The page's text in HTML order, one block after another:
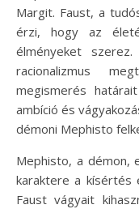
Margit. Faust, a
érzi, hogy az
élményeket
racionalizmus
megismerés
ambíció és
démoni Mephisto
Mephisto, a démon,
karaktere a kísértés
Faust vágyait